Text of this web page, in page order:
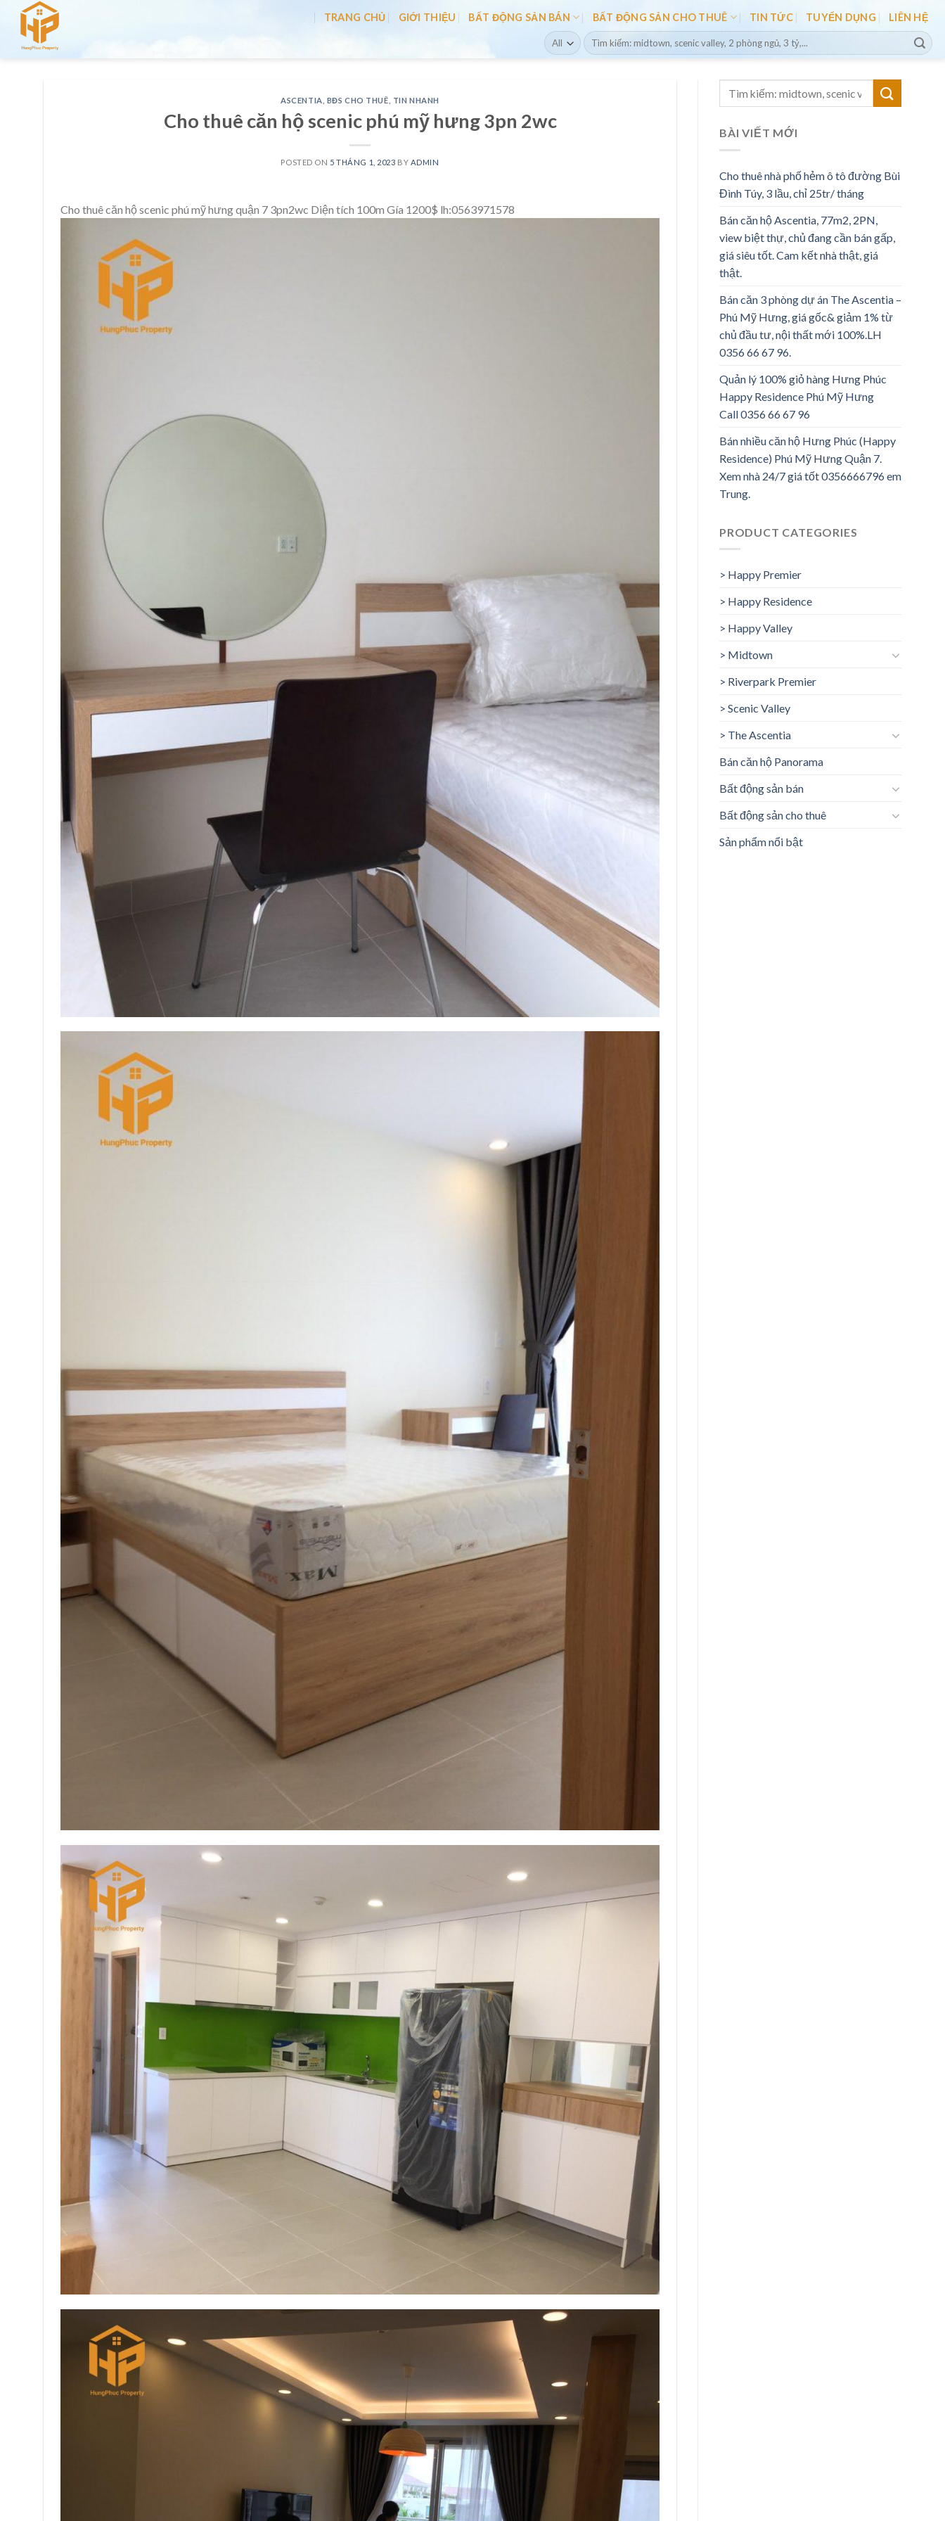
content
TRANG CHỦ GIỚI THIỆU BẤT ĐỘNG SẢN BÁN BẤT ĐỘNG SẢN CHO THUÊ TIN TỨC TUYỂN DỤNG LIÊN HỆ
Search
for:
ASCENTIA BĐS CHO THUÊ TIN NHANH
Cho thuê căn hộ scenic phú mỹ hưng 3pn 2wc
POSTED ON 5 THÁNG 1, 2023 BY ADMIN
Cho thuê căn hộ scenic phú mỹ hưng quận 7 3pn2wc Diện tích 100m Gía 1200$ lh:0563971578
BÀI VIẾT MỚI
Cho thuê nhà phố hẻm ô tô đường Bùi
Đình Túy, 3 lầu, chỉ 25tr/ tháng
Bán căn hộ Ascentia, 77m2, 2PN,
view biệt thự, chủ đang cần bán gấp,
giá siêu tốt. Cam kết nhà thật, giá
thật.
Bán căn 3 phòng dự án The Ascentia –
Phú Mỹ Hưng, giá gốc& giảm 1% từ
chủ đầu tư, nội thất mới 100%.LH
0356 66 67 96.
Quản lý 100% giỏ hàng Hưng Phúc
Happy Residence Phú Mỹ Hưng
Call 0356 66 67 96
Bán nhiều căn hộ Hưng Phúc (Happy
Residence) Phú Mỹ Hưng Quận 7.
Xem nhà 24/7 giá tốt 0356666796 em
Trung.
PRODUCT CATEGORIES
> Happy Premier
> Happy Residence
> Happy Valley
> Midtown
> Riverpark Premier
> Scenic Valley
> The Ascentia
Bán căn hộ Panorama
Bất động sản bán
Bất động sản cho thuê
Sản phẩm nổi bật